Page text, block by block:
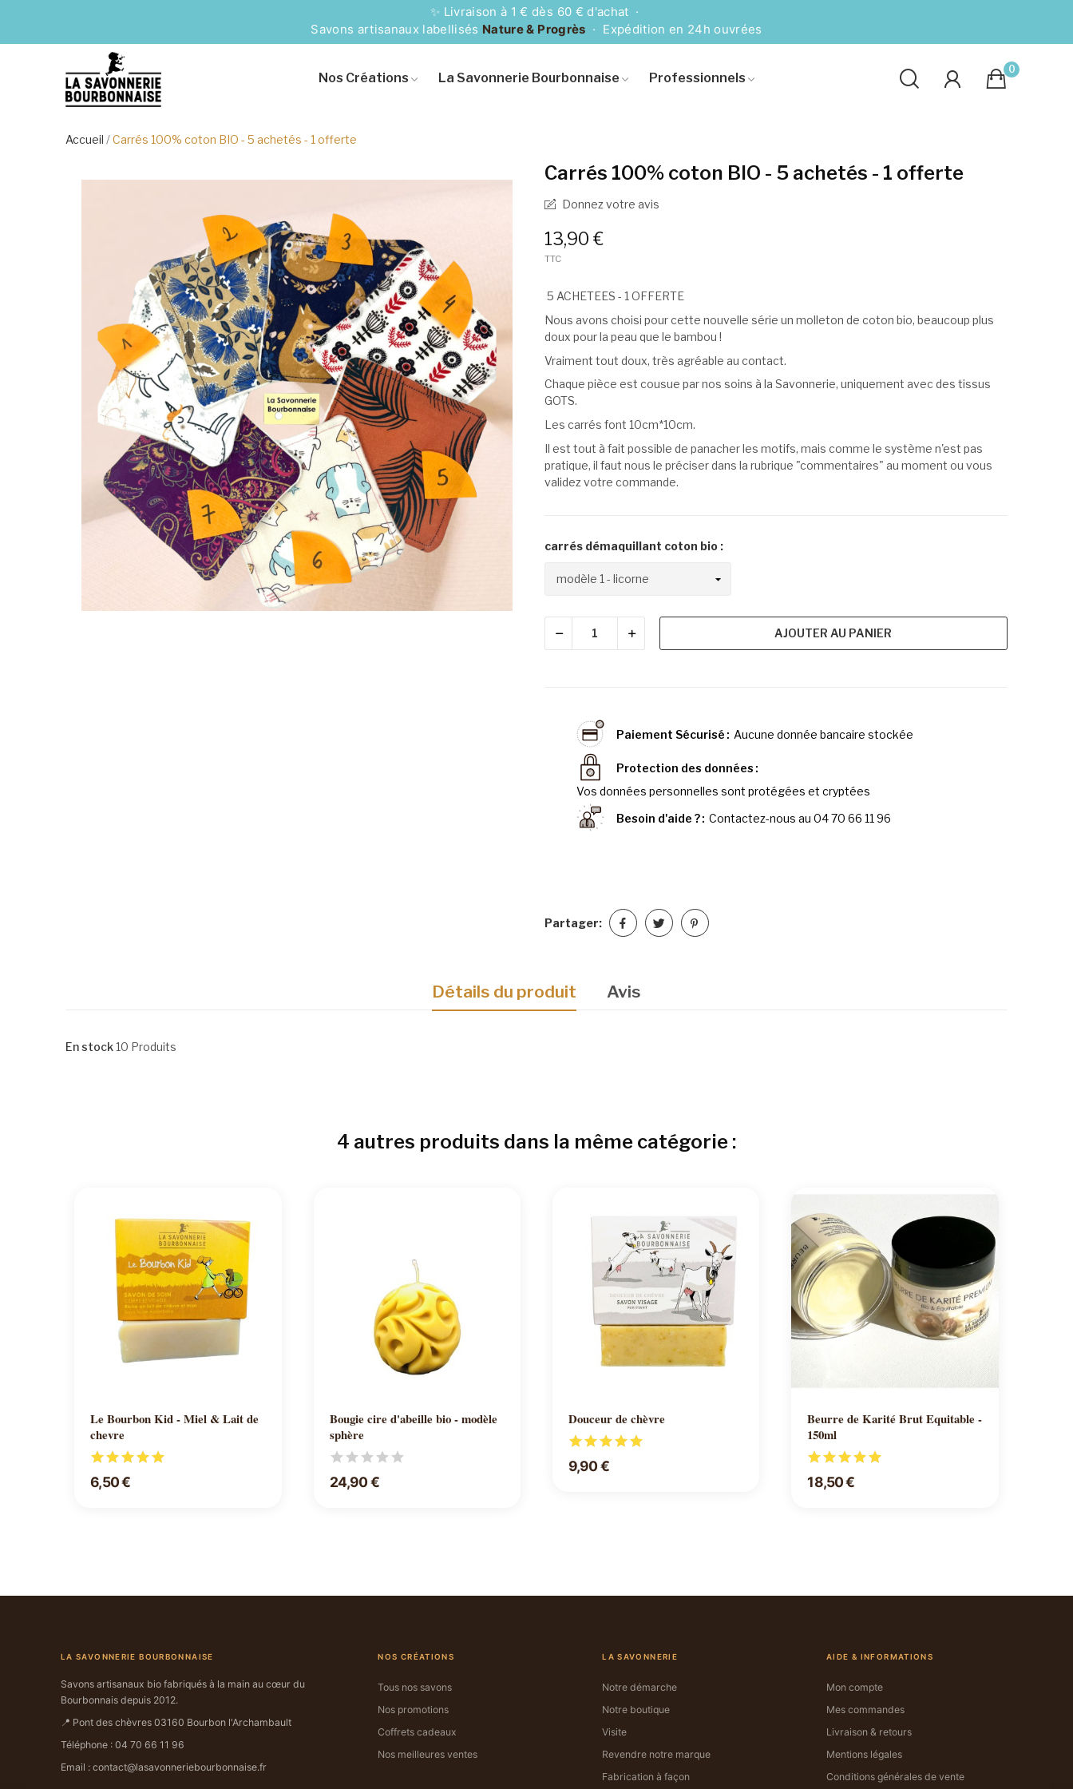
✨ Livraison à 1 € dès 60 € d'achat ·
Savons artisanaux labellisés Nature & Progrès · Expédition en 24h ouvrées
Nos Créations La Savonnerie Bourbonnaise Professionnels
0
Accueil Carrés 100% coton BIO - 5 achetés - 1 offerte
Carrés 100% coton BIO - 5 achetés - 1 offerte
Donnez votre avis
13,90 €
TTC
5 ACHETEES - 1 OFFERTE
Nous avons choisi pour cette nouvelle série un molleton de coton bio, beaucoup plus
doux pour la peau que le bambou !
Vraiment tout doux, très agréable au contact.
Chaque pièce est cousue par nos soins à la Savonnerie, uniquement avec des tissus
GOTS.
Les carrés font 10cm*10cm.
Il est tout à fait possible de panacher les motifs, mais comme le système n'est pas
pratique, il faut nous le préciser dans la rubrique "commentaires" au moment ou vous
validez votre commande.
carrés démaquillant coton bio :
AJOUTER AU PANIER
Paiement Sécurisé Aucune donnée bancaire stockée
Protection des données
Vos données personnelles sont protégées et cryptées
Besoin d'aide ?
Contactez-nous au 04 70 66 11 96
Partager:
Détails du produit Avis
En stock10 Produits
4 autres produits dans la même catégorie :
Le Bourbon Kid - Miel & Lait de
chevre
6,50 €
Ajouter au panier
Bougie cire d'abeille bio - modèle
sphère
24,90 €
Douceur de chèvre
9,90 €
Beurre de Karité Brut Equitable -
150ml
18,50 €
LA SAVONNERIE BOURBONNAISE
Savons artisanaux bio fabriqués à la main au cœur du
Bourbonnais depuis 2012.
📍 Pont des chèvres 03160 Bourbon l'Archambault
Téléphone : 04 70 66 11 96
Email : contact@lasavonneriebourbonnaise.fr
NOS CRÉATIONS
Tous nos savons
Nos promotions
Coffrets cadeaux
Nos meilleures ventes
LA SAVONNERIE
Notre démarche
Notre boutique
Visite
Revendre notre marque
Fabrication à façon
AIDE & INFORMATIONS
Mon compte
Mes commandes
Livraison & retours
Mentions légales
Conditions générales de vente